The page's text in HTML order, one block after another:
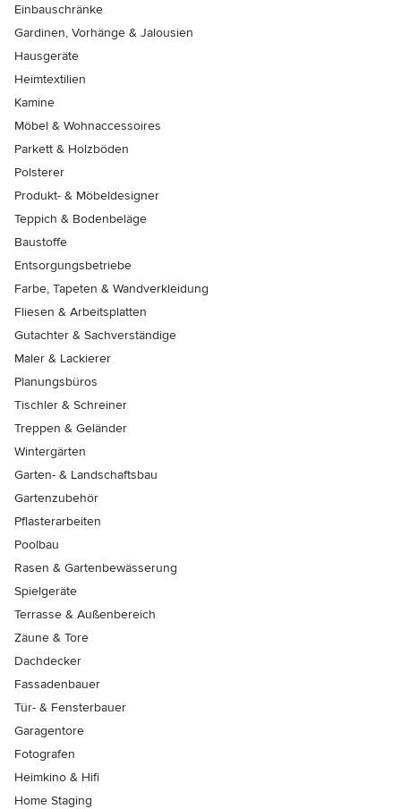
Einbauschränke
Gardinen, Vorhänge & Jalousien
Hausgeräte
Heimtextilien
Kamine
Möbel & Wohnaccessoires
Parkett & Holzböden
Polsterer
Produkt- & Möbeldesigner
Teppich & Bodenbeläge
Baustoffe
Entsorgungsbetriebe
Farbe, Tapeten & Wandverkleidung
Fliesen & Arbeitsplatten
Gutachter & Sachverständige
Maler & Lackierer
Planungsbüros
Tischler & Schreiner
Treppen & Geländer
Wintergärten
Garten- & Landschaftsbau
Gartenzubehör
Pflasterarbeiten
Poolbau
Rasen & Gartenbewässerung
Spielgeräte
Terrasse & Außenbereich
Zäune & Tore
Dachdecker
Fassadenbauer
Tür- & Fensterbauer
Garagentore
Fotografen
Heimkino & Hifi
Home Staging